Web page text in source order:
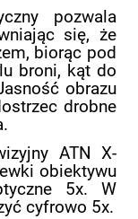
pozwala
się, że
biorąc pod
broni, kąt do
obrazu
drobne
ATN X-
obiektywu
5x. W
cyfrowo 5x.